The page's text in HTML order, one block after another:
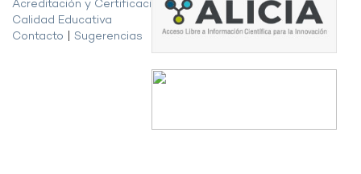
Acreditación y Certificación de la
Calidad Educativa
Contacto
Sugerencias